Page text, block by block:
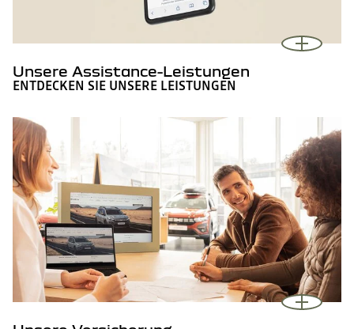
Unsere Assistance-Leistungen
ENTDECKEN SIE UNSERE LEISTUNGEN